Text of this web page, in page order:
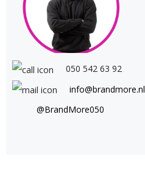
050 542 63 92
info@brandmore.nl
@BrandMore050